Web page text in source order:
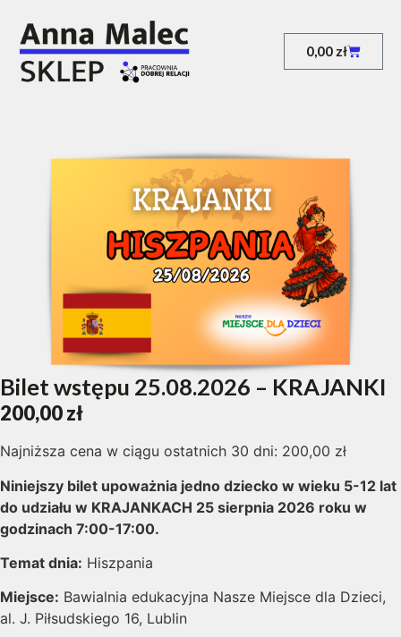
0,00 zł
Bilet wstępu 25.08.2026 – KRAJANKI
200,00zł
Najniższa cena w ciągu ostatnich 30 dni: 200,00 zł
Niniejszy bilet upoważnia jedno dziecko w wieku 5-12 lat
do udziału w KRAJANKACH 25 sierpnia 2026 roku w
godzinach 7:00-17:00.
Temat dnia: Hiszpania
Miejsce: Bawialnia edukacyjna Nasze Miejsce dla Dzieci,
al. J. Piłsudskiego 16, Lublin